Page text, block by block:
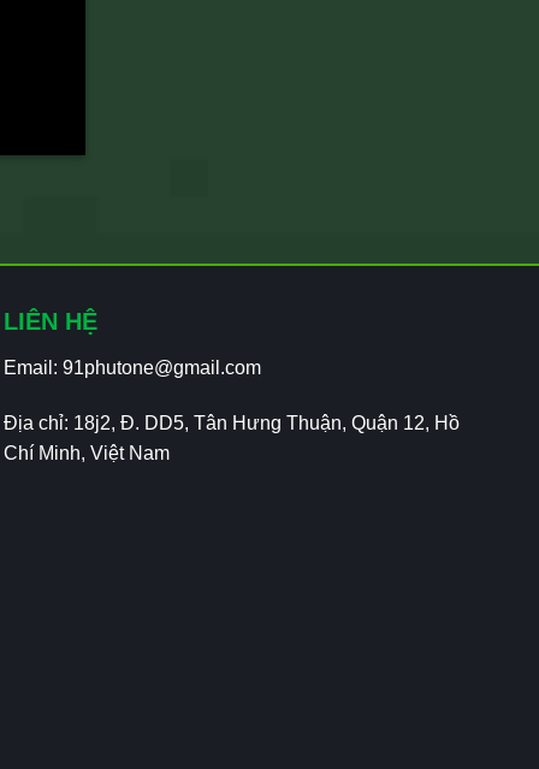
LIÊN HỆ
Email: 91phutone@gmail.com
Địa chỉ: 18j2, Đ. DD5, Tân Hưng Thuận, Quận 12, Hồ
Chí Minh, Việt Nam